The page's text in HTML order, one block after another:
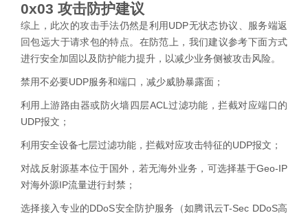
0x03 攻击防护建议
综上，此次的攻击手法仍然是利用UDP无状态协议、服务端返
回包远大于请求包的特点。在防范上，我们建议参考下面方式
进行安全加固以及防护能力提升，以减少业务侧被攻击风险。
禁用不必要UDP服务和端口，减少威胁暴露面；
利用上游路由器或防火墙四层ACL过滤功能，拦截对应端口的
UDP报文；
利用安全设备七层过滤功能，拦截对应攻击特征的UDP报文；
对战反射源基本位于国外，若无海外业务，可选择基于Geo-IP
对海外源IP流量进行封禁；
选择接入专业的DDoS安全防护服务（如腾讯云T-Sec DDoS高